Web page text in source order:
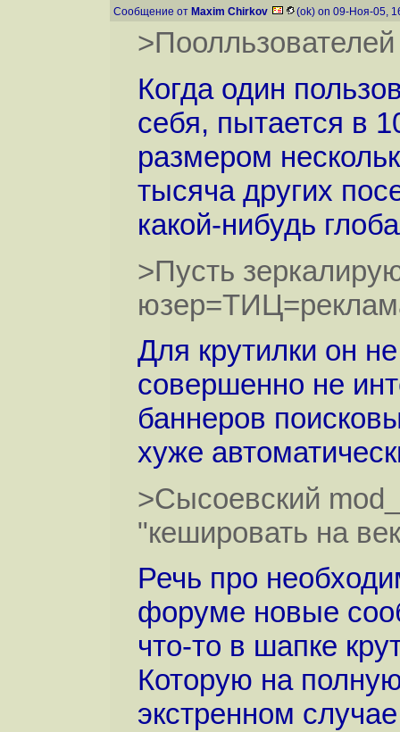
Сообщение от Maxim Chirkov (ok) on 09-Ноя-05,
Когда один
себя, пытается в
размером
тысяча других
какой-нибудь
>Пусть
Для крутилки он
совершенно не
баннеров
хуже
>Сысоевский
"кешировать на
Речь про
форуме новые
что-то в шапке
Которую на
экстренном